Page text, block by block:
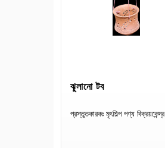
ঝুলানো টব
প্রস্তুতকারকঃ মৃৎশিল্প পণ্য বিক্রয়কেন্দ্র